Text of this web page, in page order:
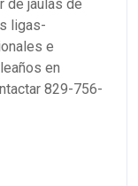
de jaulas de
ligas-
e
en
829-756-